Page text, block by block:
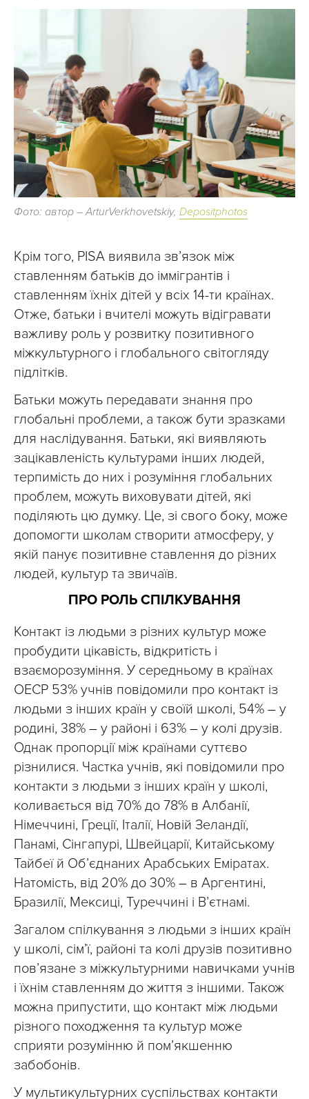
Фото: автор – ArturVerkhovetskiy, Depositphotos
Крім того, PISA виявила зв’язок між
ставленням батьків до іммігрантів і
ставленням їхніх дітей у всіх 14-ти країнах.
Отже, батьки і вчителі можуть відігравати
важливу роль у розвитку позитивного
міжкультурного і глобального світогляду
підлітків.
Батьки можуть передавати знання про
глобальні проблеми, а також бути зразками
для наслідування. Батьки, які виявляють
зацікавленість культурами інших людей,
терпимість до них і розуміння глобальних
проблем, можуть виховувати дітей, які
поділяють цю думку. Це, зі свого боку, може
допомогти школам створити атмосферу, у
якій панує позитивне ставлення до різних
людей, культур та звичаїв.
ПРО РОЛЬ СПІЛКУВАННЯ
Контакт із людьми з різних культур може
пробудити цікавість, відкритість і
взаєморозуміння. У середньому в країнах
ОЕСР 53% учнів повідомили про контакт із
людьми з інших країн у своїй школі, 54% – у
родині, 38% – у районі і 63% – у колі друзів.
Однак пропорції між країнами суттєво
різнилися. Частка учнів, які повідомили про
контакти з людьми з інших країн у школі,
коливається від 70% до 78% в Албанії,
Німеччині, Греції, Італії, Новій Зеландії,
Панамі, Сінгапурі, Швейцарії, Китайському
Тайбеї й Об’єднаних Арабських Еміратах.
Натомість, від 20% до 30% – в Аргентині,
Бразилії, Мексиці, Туреччині і В’єтнамі.
Загалом спілкування з людьми з інших країн
у школі, сім’ї, районі та колі друзів позитивно
пов’язане з міжкультурними навичками учнів
і їхнім ставленням до життя з іншими. Також
можна припустити, що контакт між людьми
різного походження та культур може
сприяти розумінню й пом’якшенню
забобонів.
У мультикультурних суспільствах контакти